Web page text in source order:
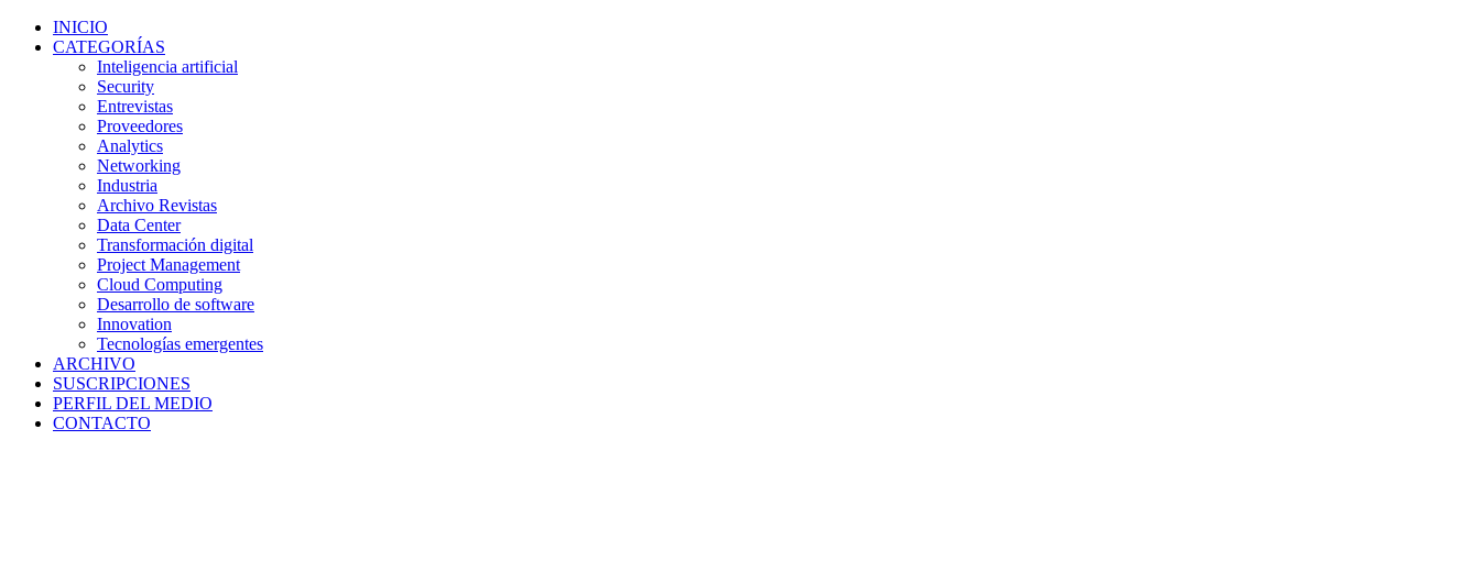
INICIO
CATEGORÍAS
Inteligencia artificial
Security
Entrevistas
Proveedores
Analytics
Networking
Industria
Archivo Revistas
Data Center
Transformación digital
Project Management
Cloud Computing
Desarrollo de software
Innovation
Tecnologías emergentes
ARCHIVO
SUSCRIPCIONES
PERFIL DEL MEDIO
CONTACTO